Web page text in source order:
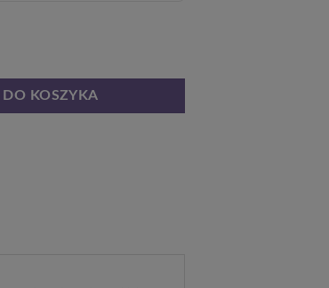
poj, 2L
DO KOSZYKA